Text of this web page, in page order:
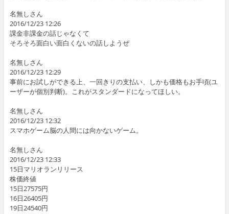
名無しさん
2016/12/23 12:26
課金非課金の話じゃなくて
そろそろ面白い面白くないの話しようぜ
名無しさん
2016/12/23 12:29
事前にお試しができる上、一回きりの支払い、しかも価格もお手頃(ユ
ーザーが個別判断)。これがスタンダードになってほしい。
名無しさん
2016/12/23 12:32
スマホゲーム脳の人間には向かないゲーム。
名無しさん
2016/12/23 12:33
15日マリオランリリース
株価終値
15日27575円
16日26405円
19日24540円